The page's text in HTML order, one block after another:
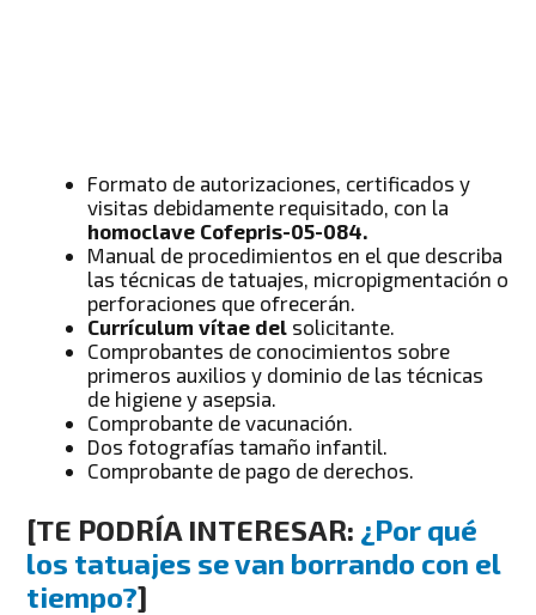
Formato de autorizaciones, certificados y
visitas debidamente requisitado, con la
homoclave Cofepris-05-084.
Manual de procedimientos en el que describa
las técnicas de tatuajes, micropigmentación o
perforaciones que ofrecerán.
Currículum vítae del solicitante.
Comprobantes de conocimientos sobre
primeros auxilios y dominio de las técnicas
de higiene y asepsia.
Comprobante de vacunación.
Dos fotografías tamaño infantil.
Comprobante de pago de derechos.
[TE PODRÍA INTERESAR: ¿Por qué
los tatuajes se van borrando con el
tiempo?]